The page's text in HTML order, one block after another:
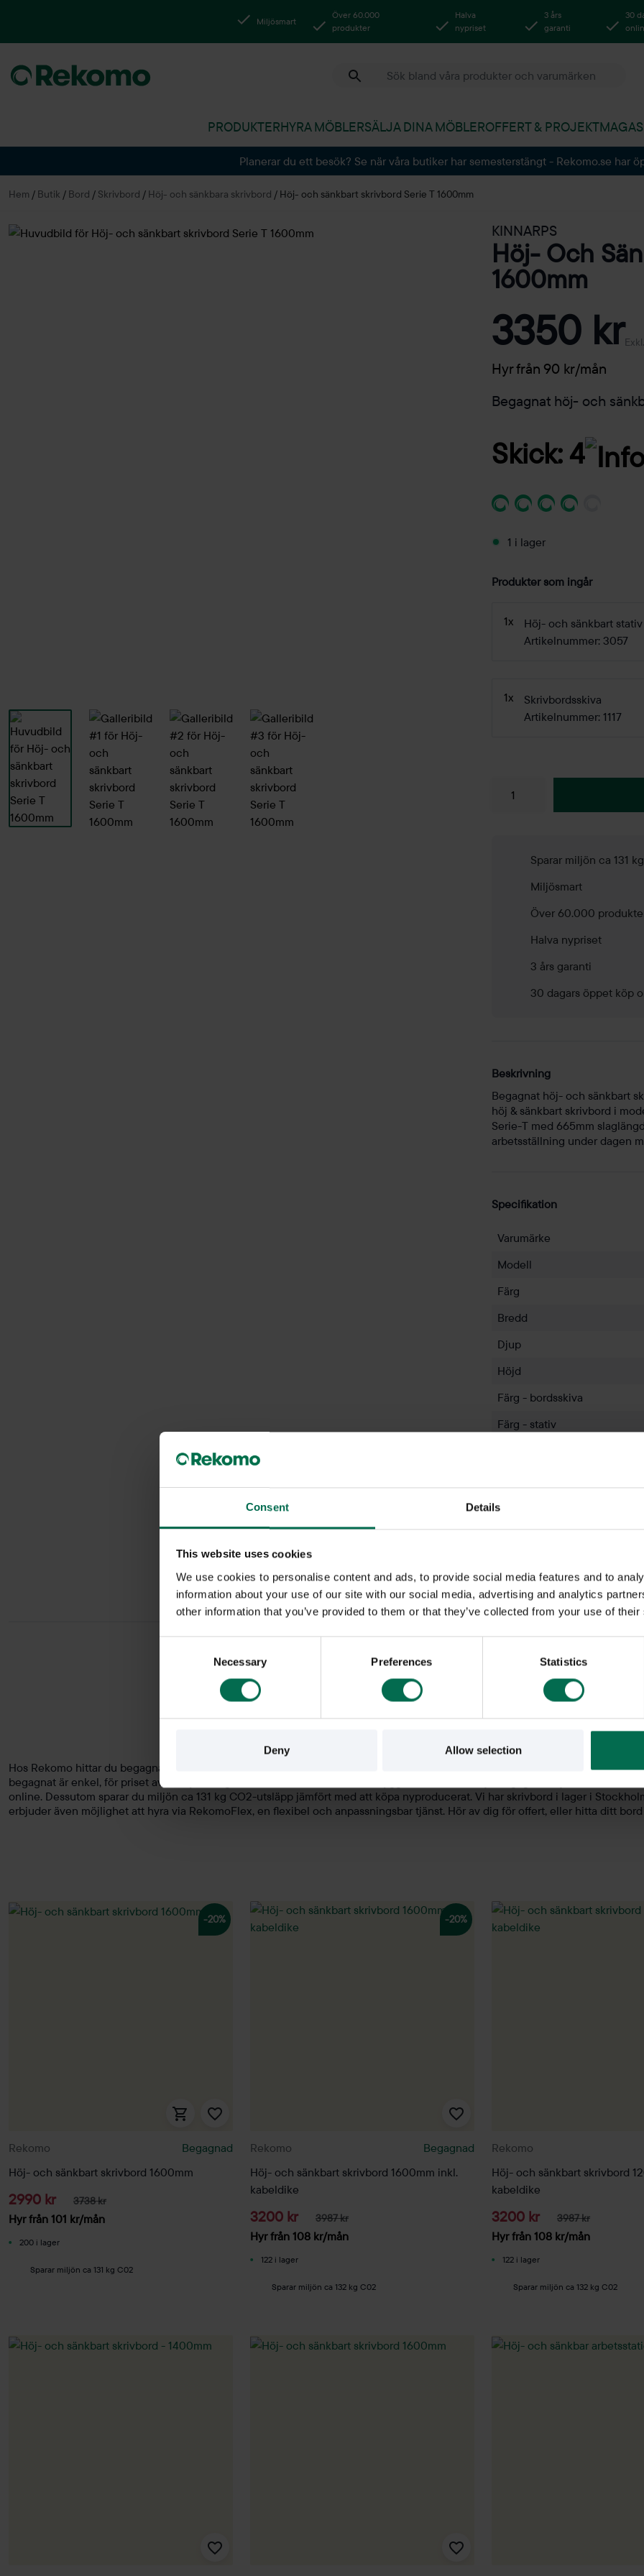
Consent Details
This website uses cookies
We use cookies to personalise content and ads, to provide social media features and to
information about your use of our site with our social media, advertising and analytics
other information that you’ve provided to them or that they’ve collected from your use of
Necessary Preferences Statistics
Deny Allow selection
Miljösmart
Över 60.000
produkter
Halva
nypriset
3 års
garanti
30
PRODUKTERHYRA MÖBLERSÄLJA DINA MÖBLEROFFERT & PROJEKT
Planerar du ett besök? Se när våra butiker har semesterstängt - Rekomo.se har
Hem / Butik / Bord / Skrivbord / Höj- och sänkbara skrivbord / Höj- och sänkbart skrivbord Serie T 1600mm
KINNARPS
Höj- Och
1600mm
3350 kr
Hyr från 90 kr/mån
Begagnat höj- och
Skick: 4
1 i lager
Produkter som ingår
1x
Höj- och sänkbart
Artikelnummer: 3057
1x
Skrivbordsskiva
Artikelnummer: 1117
Sparar miljön ca 131
Miljösmart
Över 60.000
Halva nypriset
3 års garanti
30 dagars öppet köp
Beskrivning
Begagnat höj- och sänkbart
höj & sänkbart skrivbord i
Serie-T med 665mm
arbetsställning under dagen
Specifikation
Varumärke
Modell
Färg
Bredd
Djup
Höjd
Färg - bordsskiva
Färg - stativ
Om varumärket
Hos Rekomo hittar du
kontorsstolar och höj- och
rekonditionerar varje möbel
halva nypriset. Du kan både
hela Norden från våra lager i
med rätt lösning för ert kontor.
Höj- och sänkbara
Hos Rekomo hittar du begagnade höj- och sänkbara skrivbord till halva nypriset. Modeller från Kinnarps, Edsbyn, IKEA och
begagnat är enkel, för priset av ett nytt budgetbord får du ett märkesbord byggt för att hålla. Varje begagnat höj- och sänkbart
online. Dessutom sparar du miljön ca 131 kg CO2-utsläpp jämfört med att köpa nyproducerat. Vi har skrivbord i lager i
erbjuder även möjlighet att hyra via RekomoFlex, en flexibel och anpassningsbar tjänst. Hör av dig för offert, eller hitta ditt
-20%
Rekomo
Begagnad
Höj- och sänkbart skrivbord 1600mm
2990 kr 3738 kr
Hyr från 101 kr/mån
200 i lager
Sparar miljön ca 131 kg C02
-20%
Rekomo
Begagnad
Höj- och sänkbart skrivbord 1600mm inkl.
kabeldike
3200 kr 3987 kr
Hyr från 108 kr/mån
122 i lager
Sparar miljön ca 132 kg C02
Rekomo
Höj- och sänkbart skrivbord
kabeldike
3200 kr 3987 kr
Hyr från 108 kr/mån
122 i lager
Sparar miljön ca 132 kg C02